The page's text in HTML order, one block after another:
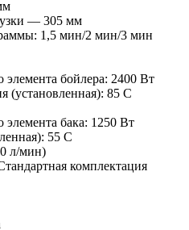
— 305 мм
1,5 мин/2 мин/3 мин
бойлера: 2400 Вт
(установленная): 85 C
бака: 1250 Вт
55 C
л/мин)
комплектация